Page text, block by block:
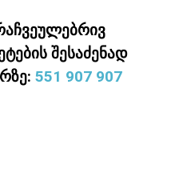
შესაძენად
551 907 907